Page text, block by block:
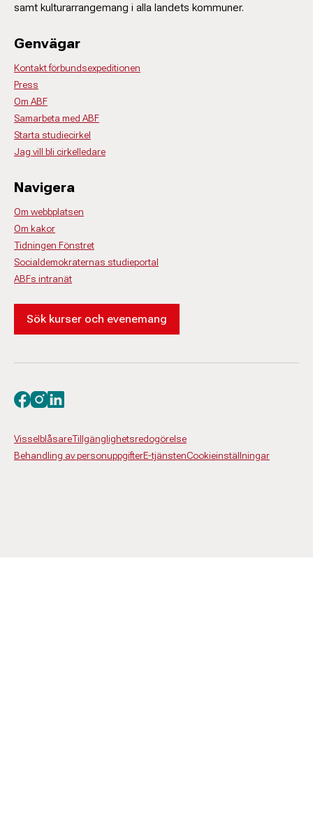
samt kulturarrangemang i alla landets kommuner.
Genvägar
Kontakt förbundsexpeditionen
Press
Om ABF
Samarbeta med ABF
Starta studiecirkel
Jag vill bli cirkelledare
Navigera
Om webbplatsen
Om kakor
Tidningen Fönstret
Socialdemokraternas studieportal
ABFs intranät
Sök kurser och evenemang
VisselblåsareTillgänglighetsredogörelse
Behandling av personuppgifterE-tjänstenCookieinställningar
Besök oss på facebook
Besök oss på instagram
Besök oss på linkedin